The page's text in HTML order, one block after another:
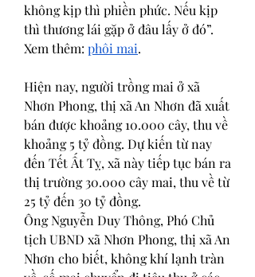
không kịp thì phiền phức. Nếu kịp
thì thương lái gặp ở đâu lấy ở đó”.
Xem thêm: phôi mai.
Hiện nay, người trồng mai ở xã
Nhơn Phong, thị xã An Nhơn đã xuất
bán được khoảng 10.000 cây, thu về
khoảng 5 tỷ đồng. Dự kiến từ nay
đến Tết Ất Tỵ, xã này tiếp tục bán ra
thị trường 30.000 cây mai, thu về từ
25 tỷ đến 30 tỷ đồng.
Ông Nguyễn Duy Thông, Phó Chủ
tịch UBND xã Nhơn Phong, thị xã An
Nhơn cho biết, không khí lạnh tràn